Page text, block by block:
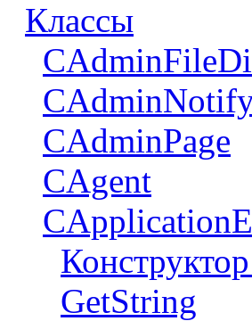
Классы
CAdminPage
CAgent
GetString